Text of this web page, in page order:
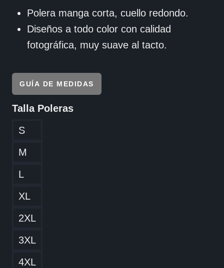
Polera manga corta, cuello redondo.
Diseños a todo color con calidad
fotográfica, muy suave al tacto.
GUÍA DE MEDIDAS
Talla Poleras
S
M
L
XL
2XL
3XL
4XL